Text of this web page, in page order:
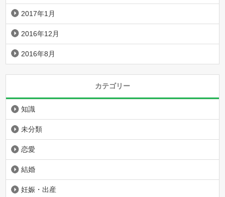
2017年1月
2016年12月
2016年8月
カテゴリー
知識
未分類
恋愛
結婚
妊娠・出産